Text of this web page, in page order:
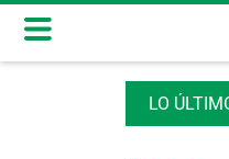
debate de la Asamblea Falta